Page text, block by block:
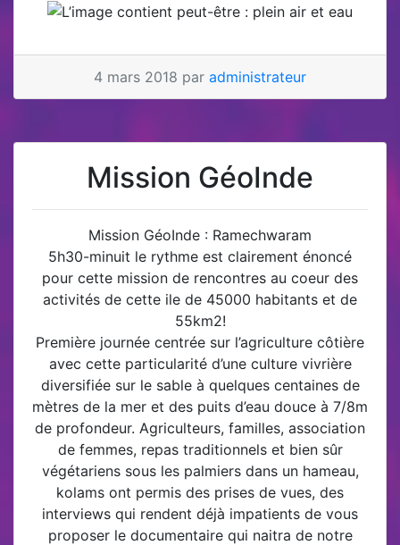
4 mars 2018 par administrateur
Mission GéoInde
Mission GéoInde : Ramechwaram
5h30-minuit le rythme est clairement énoncé
pour cette mission de rencontres au coeur des
activités de cette ile de 45000 habitants et de
55km2!
Première journée centrée sur l’agriculture côtière
avec cette particularité d’une culture vivrière
diversifiée sur le sable à quelques centaines de
mètres de la mer et des puits d’eau douce à 7/8m
de profondeur. Agriculteurs, familles, association
de femmes, repas traditionnels et bien sûr
végétariens sous les palmiers dans un hameau,
kolams ont permis des prises de vues, des
interviews qui rendent déjà impatients de vous
proposer le documentaire qui naitra de notre